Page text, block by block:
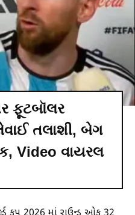
ફૂટબૉલર
તલાશી, બેગ
Video વાયરલ